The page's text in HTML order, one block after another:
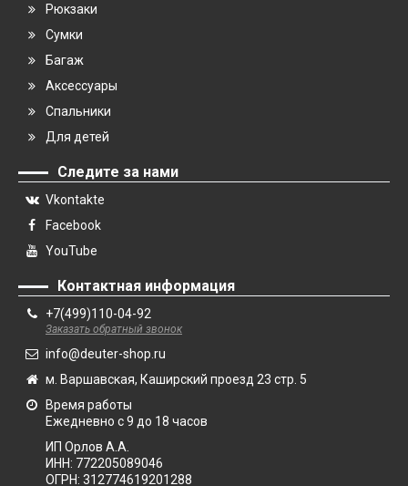
Рюкзаки
Сумки
Багаж
Аксессуары
Спальники
Для детей
Следите за нами
Vkontakte
Facebook
YouTube
Контактная информация
+7(499)110-04-92
Заказать обратный звонок
info@deuter-shop.ru
м. Варшавская, Каширский проезд 23 стр. 5
Время работы
Ежедневно с 9 до 18 часов
ИП Орлов А.А.
ИНН: 772205089046
ОГРН: 312774619201288